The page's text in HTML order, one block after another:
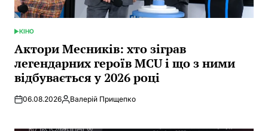
POSTED
IN
КІНО
Актори Месників: хто зіграв
легендарних героїв MCU і що з ними
відбувається у 2026 році
06.08.2026Posted
Валерій Прищепко